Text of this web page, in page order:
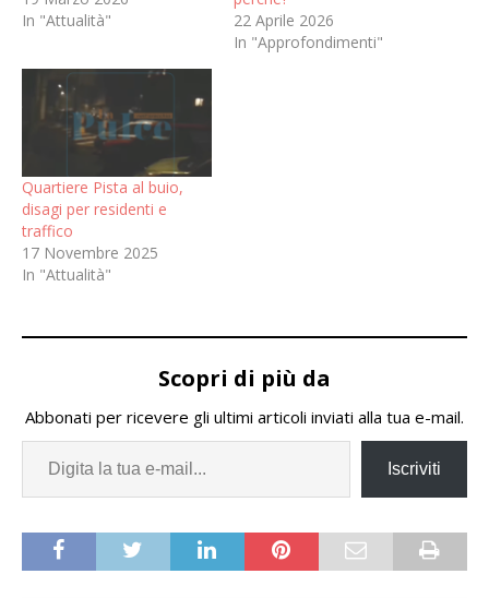
In "Attualità"
22 Aprile 2026
In "Approfondimenti"
Quartiere Pista al buio,
disagi per residenti e
traffico
17 Novembre 2025
In "Attualità"
Scopri di più da
Abbonati per ricevere gli ultimi articoli inviati alla tua e-mail.
Iscriviti